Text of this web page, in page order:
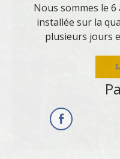
Nous sommes le 6
installée sur la
plusieurs jours